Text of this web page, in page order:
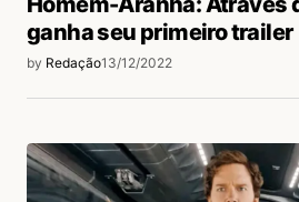
ganha seu primeiro trailer
by Redação13/12/2022